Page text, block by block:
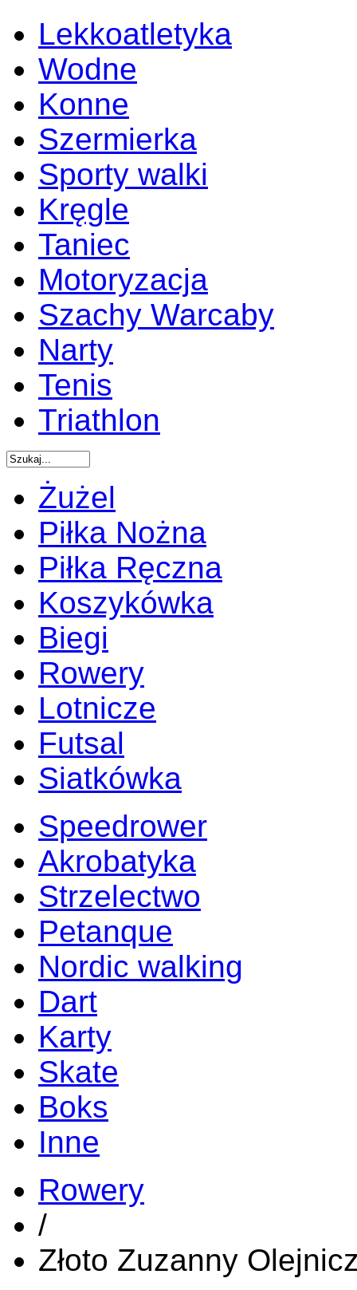
Lekkoatletyka
Wodne
Konne
Szermierka
Sporty walki
Kręgle
Taniec
Motoryzacja
Szachy Warcaby
Narty
Tenis
Triathlon
Żużel
Piłka Nożna
Piłka Ręczna
Koszykówka
Biegi
Rowery
Lotnicze
Futsal
Siatkówka
Speedrower
Akrobatyka
Strzelectwo
Petanque
Nordic walking
Dart
Karty
Skate
Boks
Inne
Rowery
/
Złoto Zuzanny